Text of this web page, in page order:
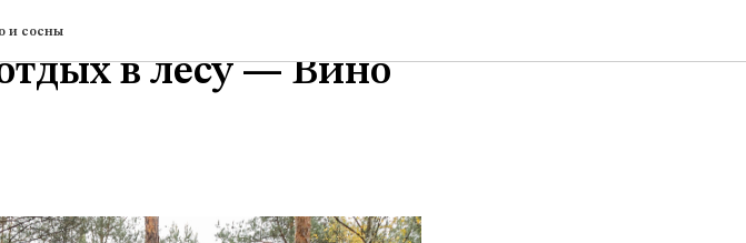
и сосны | Эко-домики,
в лесу — Вино